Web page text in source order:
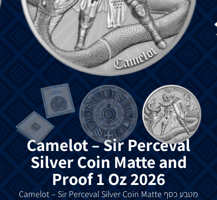
Camelot – Sir Perceval
Silver Coin Matte and
Proof 1 Oz 2026
מטבע כסף Camelot – Sir Perceval Silver Coin Matte